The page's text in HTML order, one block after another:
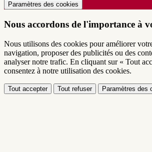
Paramètres des cookies
Nous accordons de l'importance à
Nous utilisons des cookies pour améliorer
navigation, proposer des publicités ou des
analyser notre trafic. En cliquant sur « Tout
consentez à notre utilisation des cookies.
Tout accepter Tout refuser Paramètres des